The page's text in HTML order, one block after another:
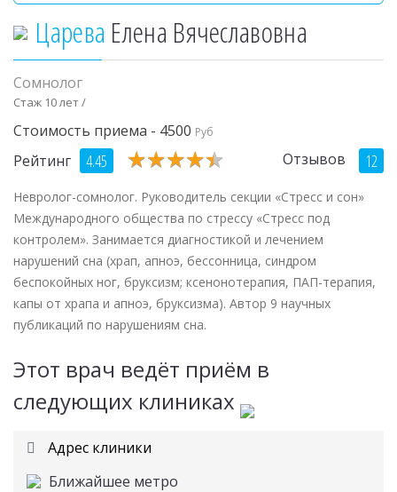
Царева Елена Вячеславовна
Сомнолог
Стаж 10 лет /
Стоимость приема - 4500 Руб
Рейтинг 4.45 ★★★★★
★★★★★ Отзывов 12
Невролог-сомнолог. Руководитель секции «Стресс и сон»
Международного общества по стрессу «Стресс под
контролем». Занимается диагностикой и лечением
нарушений сна (храп, апноэ, бессонница, синдром
беспокойных ног, бруксизм; ксенонотерапия, ПАП-терапия,
капы от храпа и апноэ, бруксизма). Автор 9 научных
публикаций по нарушениям сна.
Этот врач ведёт приём в
следующих клиниках
Адрес клиники
Ближайшее метро